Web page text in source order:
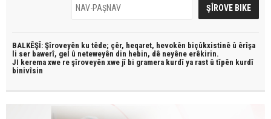
BALKÊŞÎ: Şîroveyên ku têde; çêr, heqaret, hevokên biçûkxistinê û êrîşa
li ser bawerî, gel û neteweyên din hebin, dê neyêne erêkirin.
JI kerema xwe re şîroveyên xwe jî bi gramera kurdî ya rast û tîpên kurdî
binivîsin